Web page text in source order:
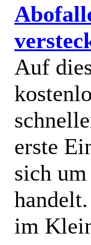
Auf
erste
sich
im